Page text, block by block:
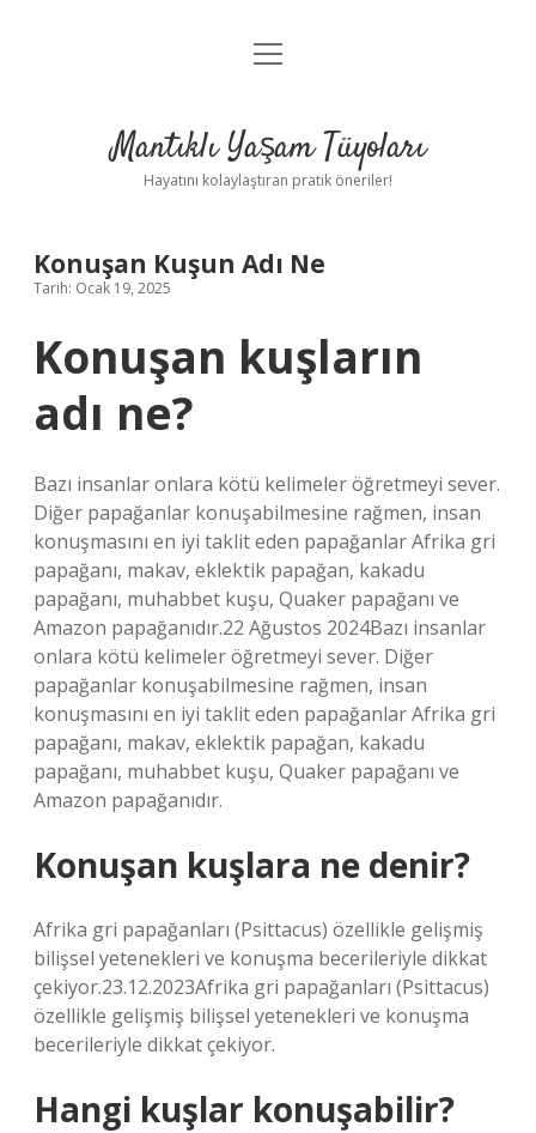
Anasayfa
Yasal Uyarı
menüyü
Mantıklı Yaşam Tüyoları
Hayatını kolaylaştıran pratik öneriler!
Konuşan Kuşun Adı Ne
Tarih: Ocak 19, 2025
Konuşan kuşların
adı ne?
Bazı insanlar onlara kötü kelimeler öğretmeyi sever.
Diğer papağanlar konuşabilmesine rağmen, insan
konuşmasını en iyi taklit eden papağanlar Afrika gri
papağanı, makav, eklektik papağan, kakadu
papağanı, muhabbet kuşu, Quaker papağanı ve
Amazon papağanıdır.22 Ağustos 2024Bazı insanlar
onlara kötü kelimeler öğretmeyi sever. Diğer
papağanlar konuşabilmesine rağmen, insan
konuşmasını en iyi taklit eden papağanlar Afrika gri
papağanı, makav, eklektik papağan, kakadu
papağanı, muhabbet kuşu, Quaker papağanı ve
Amazon papağanıdır.
Konuşan kuşlara ne denir?
Afrika gri papağanları (Psittacus) özellikle gelişmiş
bilişsel yetenekleri ve konuşma becerileriyle dikkat
çekiyor.23.12.2023Afrika gri papağanları (Psittacus)
özellikle gelişmiş bilişsel yetenekleri ve konuşma
becerileriyle dikkat çekiyor.
Hangi kuşlar konuşabilir?